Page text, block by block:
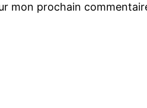
mon prochain